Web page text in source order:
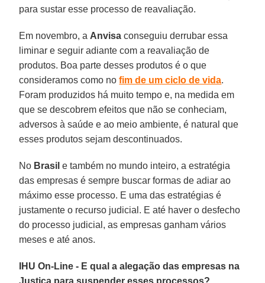
para sustar esse processo de reavaliação.
Em novembro, a Anvisa conseguiu derrubar essa
liminar e seguir adiante com a reavaliação de
produtos. Boa parte desses produtos é o que
consideramos como nofim de um ciclo de vida.
Foram produzidos há muito tempo e, na medida em
que se descobrem efeitos que não se conheciam,
adversos à saúde e ao meio ambiente, é natural que
esses produtos sejam descontinuados.
No Brasil e também no mundo inteiro, a estratégia
das empresas é sempre buscar formas de adiar ao
máximo esse processo. E uma das estratégias é
justamente o recurso judicial. E até haver o desfecho
do processo judicial, as empresas ganham vários
meses e até anos.
IHU On-Line - E qual a alegação das empresas na
Justiça para suspender esses processos?